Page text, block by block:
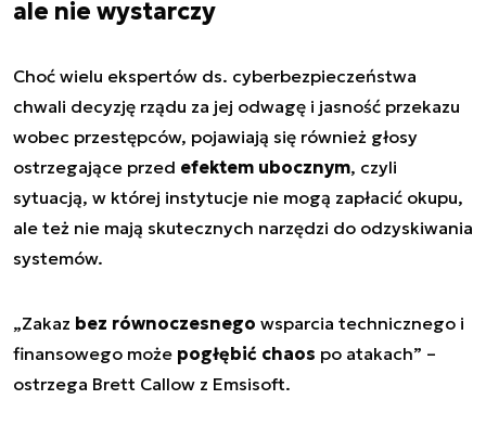
ale nie wystarczy
Choć wielu ekspertów ds. cyberbezpieczeństwa
chwali decyzję rządu za jej odwagę i jasność przekazu
wobec przestępców, pojawiają się również głosy
ostrzegające przed efektem ubocznym, czyli
sytuacją, w której instytucje nie mogą zapłacić okupu,
ale też nie mają skutecznych narzędzi do odzyskiwania
systemów.
„Zakaz bez równoczesnego wsparcia technicznego i
finansowego może pogłębić chaos po atakach” –
ostrzega Brett Callow z Emsisoft.